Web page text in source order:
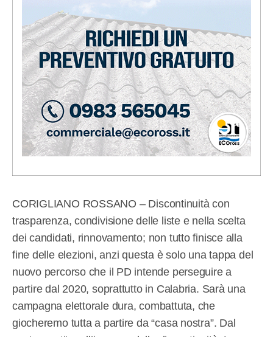
CORIGLIANO ROSSANO – Discontinuità con
trasparenza, condivisione delle liste e nella scelta
dei candidati, rinnovamento; non tutto finisce alla
fine delle elezioni, anzi questa è solo una tappa del
nuovo percorso che il PD intende perseguire a
partire dal 2020, soprattutto in Calabria. Sarà una
campagna elettorale dura, combattuta, che
giocheremo tutta a partire da “casa nostra”. Dal